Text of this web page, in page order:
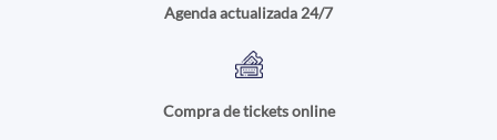
Agenda actualizada 24/7
Compra de tickets online